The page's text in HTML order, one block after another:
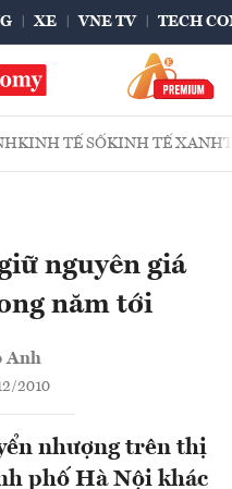
XE VNE TV TECH
KINH TẾ SỐKINH TẾ XANH
nguyên giá
năm tới
Anh
2010
nhượng trên thị
phố Hà Nội khác